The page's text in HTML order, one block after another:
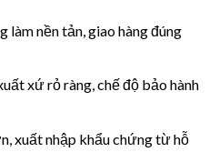
làm nền tản, giao hàng đúng
xứ rỏ ràng, chế độ bảo hành
xuất nhập khẩu chứng từ hỗ